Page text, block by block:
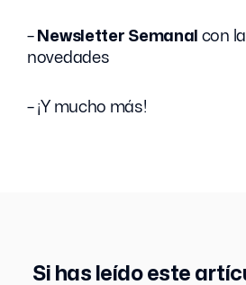
– Newsletter Semanal con
novedades
– ¡Y mucho más!
Si has leído este